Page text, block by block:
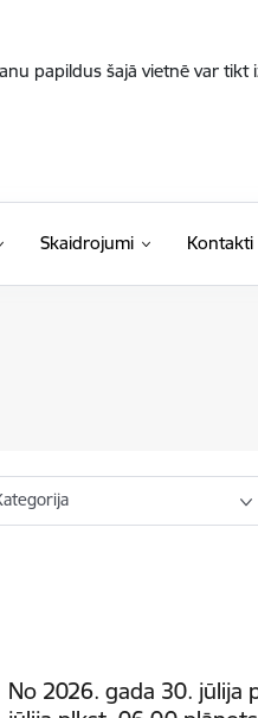
papildus šajā vietnē var
Skaidrojumi Kontakti
No 2026. gada 30. jūlija